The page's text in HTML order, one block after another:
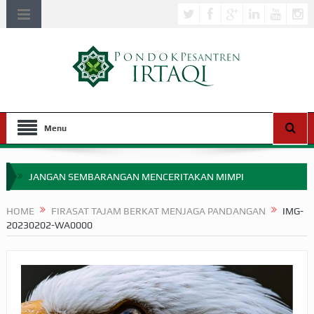
Menu
JANGAN SEMBARANGAN MENCERITAKAN MIMPI
MIMPI YANG DIABAIKAN MENJELANG PERANG BADAR
SEBELUM TIBA SAAT WAJIB?
HAKIKAT NIKMAT DI DUNIA!
HOME FIRASAT TAJAM BERKAT MENJAGA PANDANGAN
IMG-
20230202-WA0000